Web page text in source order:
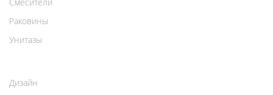
Раковины
Унитазы
Дизайн